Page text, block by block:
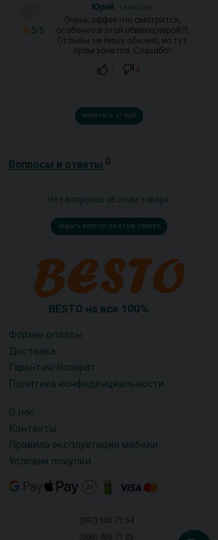
5/5
Юрий 19.08.2021
Очень эффектно смотрится,
особенно в этой обивке(лерой?)
Отзывы не пишу обычно, но тут
прям хочется. Спасибо!
1 0
НАПИСАТЬ ОТЗЫВ
Вопросы и ответы 0
Нет вопросов об этом товаре.
ЗАДАТЬ ВОПРОС ОБ ЭТОМ ТОВАРЕ
BESTO на все 100%
Формы оплаты
Доставка
Гарантия/Возврат
Политика конфиденциальности
О нас
Контакты
Правила эксплуатации мебели
Условия покупки
(097) 338 71 54
(066) 483 71 25